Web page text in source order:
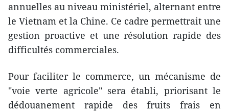
annuelles au niveau ministériel, alternant entre
le Vietnam et la Chine. Ce cadre permettrait une
gestion proactive et une résolution rapide des
difficultés commerciales.
Pour faciliter le commerce, un mécanisme de
"voie verte agricole" sera établi, priorisant le
dédouanement rapide des fruits frais en